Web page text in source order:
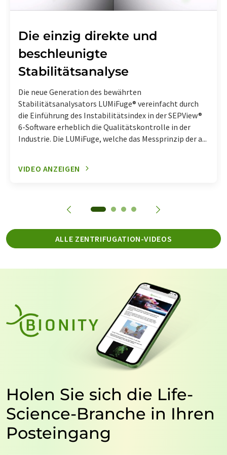
Die einzig direkte und
beschleunigte
Stabilitätsanalyse
Die neue Generation des bewährten
Stabilitätsanalysators LUMiFuge® vereinfacht durch
die Einführung des Instabilitätsindex in der SEPView®
6-Software erheblich die Qualitätskontrolle in der
Industrie. Die LUMiFuge, welche das Messprinzip der a...
VIDEO ANZEIGEN
ALLE ZENTRIFUGATION-VIDEOS
Holen Sie sich die Life-
Science-Branche in Ihren
Posteingang